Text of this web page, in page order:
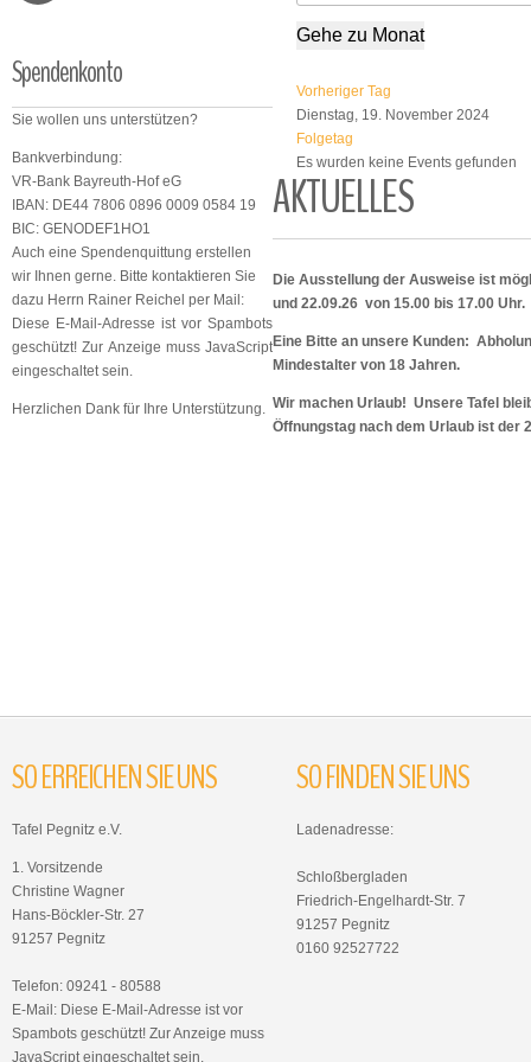
Spendenkonto
Sie wollen uns unterstützen?
Bankverbindung:
VR-Bank Bayreuth-Hof eG
IBAN: DE44 7806 0896 0009 0584 19
BIC: GENODEF1HO1
Auch eine Spendenquittung erstellen
wir Ihnen gerne. Bitte kontaktieren Sie
dazu Herrn Rainer Reichel per Mail:
Diese E-Mail-Adresse ist vor Spambots
geschützt! Zur Anzeige muss JavaScript
eingeschaltet sein.
Herzlichen Dank für Ihre Unterstützung.
Gehe zu Monat
Vorheriger Tag
Dienstag, 19. November 2024
Folgetag
Es wurden keine Events gefunden
AKTUELLES
Die Ausstellung der Ausweise ist
und 22.09.26 von 15.00 bis 17.00 Uhr.
Eine Bitte an unsere Kunden:
Mindestalter von 18 Jahren.
Wir machen Urlaub! Unsere Tafel
Öffnungstag nach dem Urlaub ist der
SOERREICHENSIEUNS
Tafel Pegnitz e.V.
1. Vorsitzende
Christine Wagner
Hans-Böckler-Str. 27
91257 Pegnitz
Telefon: 09241 - 80588
E-Mail: Diese E-Mail-Adresse ist vor
Spambots geschützt! Zur Anzeige muss
JavaScript eingeschaltet sein.
SOFINDENSIEUNS
Ladenadresse:
Schloßbergladen
Friedrich-Engelhardt-Str. 7
91257 Pegnitz
0160 92527722